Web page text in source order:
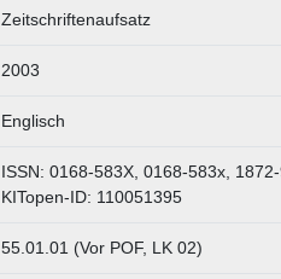
Zeitschriftenaufsatz
2003
Englisch
ISSN: 0168-583X, 0168-583x,
KITopen-ID: 110051395
55.01.01 (Vor POF, LK 02)